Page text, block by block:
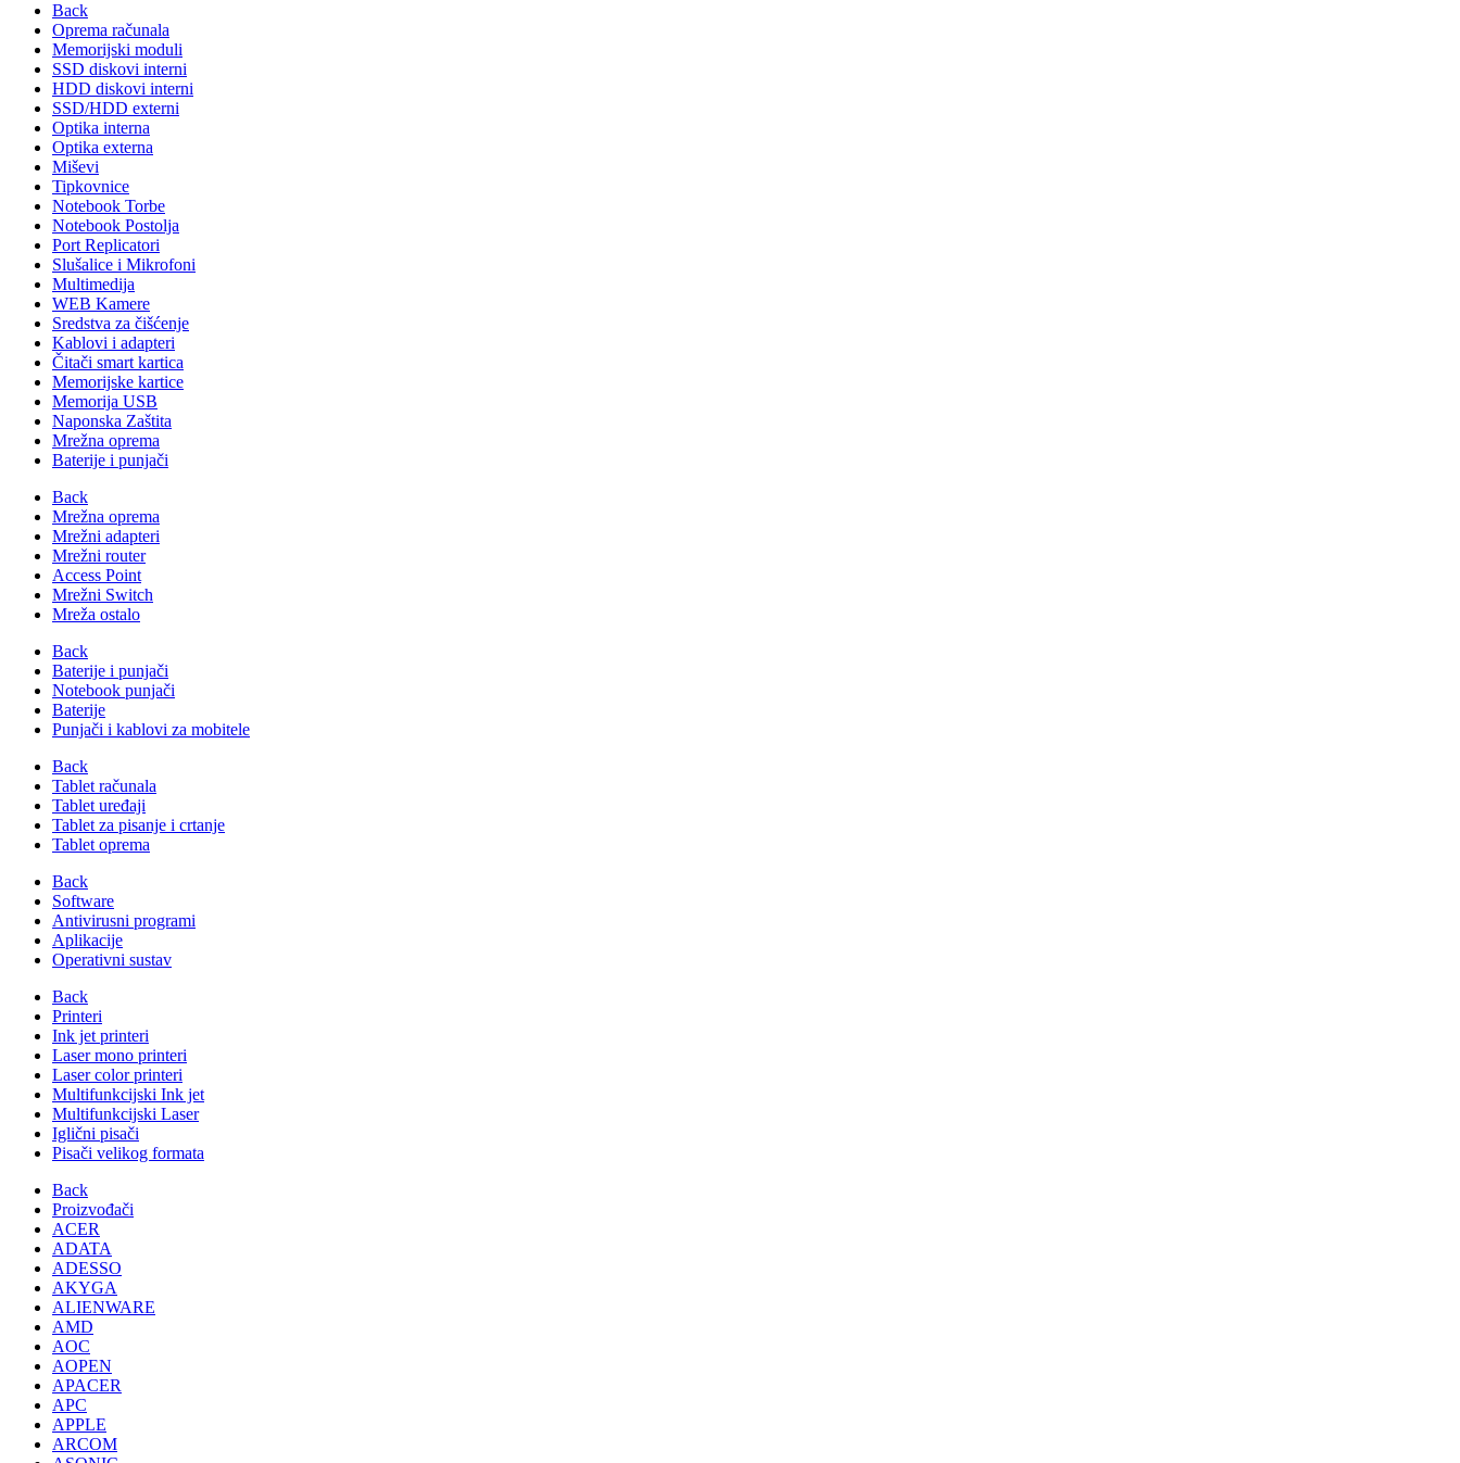
Back
Oprema računala
Memorijski moduli
SSD diskovi interni
HDD diskovi interni
SSD/HDD externi
Optika interna
Optika externa
Miševi
Tipkovnice
Notebook Torbe
Notebook Postolja
Port Replicatori
Slušalice i Mikrofoni
Multimedija
WEB Kamere
Sredstva za čišćenje
Kablovi i adapteri
Čitači smart kartica
Memorijske kartice
Memorija USB
Naponska Zaštita
Mrežna oprema
Baterije i punjači
Back
Mrežna oprema
Mrežni adapteri
Mrežni router
Access Point
Mrežni Switch
Mreža ostalo
Back
Baterije i punjači
Notebook punjači
Baterije
Punjači i kablovi za mobitele
Back
Tablet računala
Tablet uređaji
Tablet za pisanje i crtanje
Tablet oprema
Back
Software
Antivirusni programi
Aplikacije
Operativni sustav
Back
Printeri
Ink jet printeri
Laser mono printeri
Laser color printeri
Multifunkcijski Ink jet
Multifunkcijski Laser
Iglični pisači
Pisači velikog formata
Back
Proizvođači
ACER
ADATA
ADESSO
AKYGA
ALIENWARE
AMD
AOC
AOPEN
APACER
APC
APPLE
ARCOM